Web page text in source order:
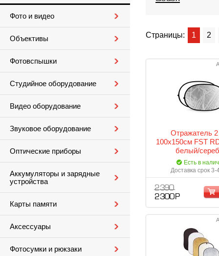
Фото и видео
Объективы
Фотовспышки
Студийное оборудование
Видео оборудование
Звуковое оборудование
Оптические приборы
Аккумуляторы и зарядные
устройства
Карты памяти
Аксессуары
Фотосумки и рюкзаки
Страницы: 1 2
Отражатель 2
100х150см FST
белый/
Есть в
Доставка срок 3-
2 390
2 300 Р